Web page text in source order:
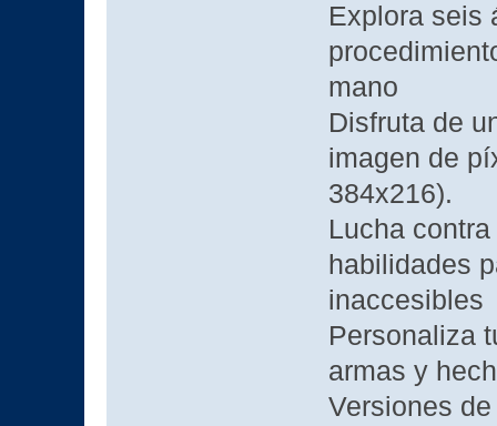
Explora seis
mano
Disfruta de
imagen de
384x216).
Lucha
habilidades
inaccesibles
Personaliza
armas y
Versiones